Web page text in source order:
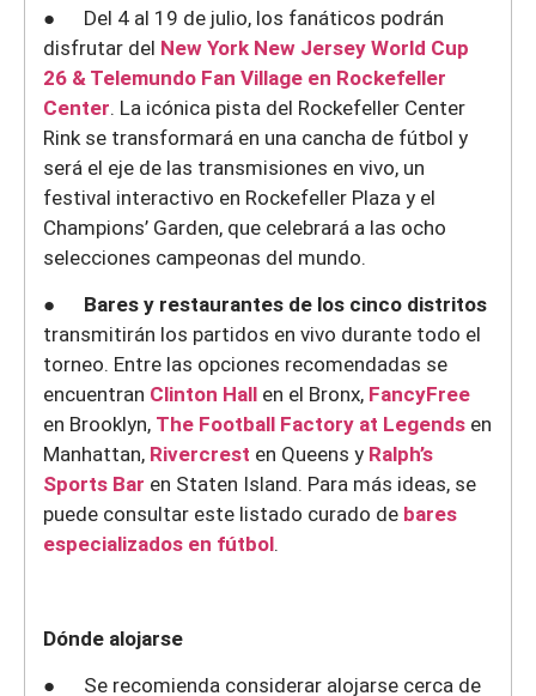
● Del 4 al 19 de julio, los fanáticos podrán
disfrutar del New York New Jersey World Cup
26 & Telemundo Fan Village en Rockefeller
Center. La icónica pista del Rockefeller Center
Rink se transformará en una cancha de fútbol y
será el eje de las transmisiones en vivo, un
festival interactivo en Rockefeller Plaza y el
Champions’ Garden, que celebrará a las ocho
selecciones campeonas del mundo.
● Bares y restaurantes de los cinco distritos
transmitirán los partidos en vivo durante todo el
torneo. Entre las opciones recomendadas se
encuentran Clinton Hall en el Bronx, FancyFree
en Brooklyn, The Football Factory at Legends en
Manhattan, Rivercrest en Queens y Ralph’s
Sports Bar en Staten Island. Para más ideas, se
puede consultar este listado curado de bares
especializados en fútbol.
Dónde alojarse
● Se recomienda considerar alojarse cerca de